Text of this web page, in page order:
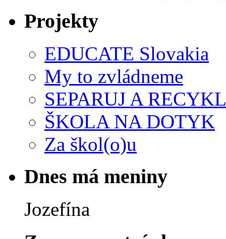
Projekty
EDUCATE Slovakia
My to zvládneme
SEPARUJ A
ŠKOLA NA DOTYK
Za škol(o)u
Dnes má meniny
Jozefína